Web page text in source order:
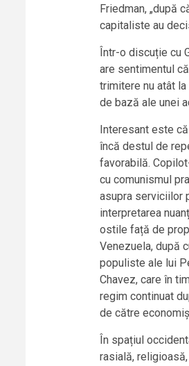
Friedman, „după
capitaliste au
Într-o discuție cu
are sentimentul
trimitere nu atât
de bază ale unei
Interesant este
încă destul de
favorabilă.
cu comunismul
asupra serviciilor
interpretarea
ostile față de
Venezuela, după
populiste ale lui
Chavez, care în
regim continuat
de către
În spațiul
rasială,